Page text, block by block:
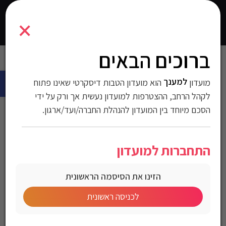
×
ברוכים הבאים
מועדוןלמענך הוא מועדון הטבות דיסקרטי שאינו פתוח
לקהל הרחב, ההצטרפות למועדון נעשית אך ורק על ידי
הסכם מיוחד בין המועדון להנהלת החברה/ועד/ארגון.
התחברות למועדון
הזינו את הסיסמה הראשונית
לכניסה ראשונית
7291044045673
>חשמל מאווררים > מאוורר רצפתי ’20 – אפור
מאוורר רצפתי ’20 – אפור
מק"ט:7291044045673
מחיר לחברי מועדון
מחפשים פתרון קירור חזק, איכותי ושקט לבית, למשרד או למחסן?
המאוורר הרצפתי בקוטר 20 אינץ’ (כ-50 ס”מ) מביא איתו עוצמת אוויר